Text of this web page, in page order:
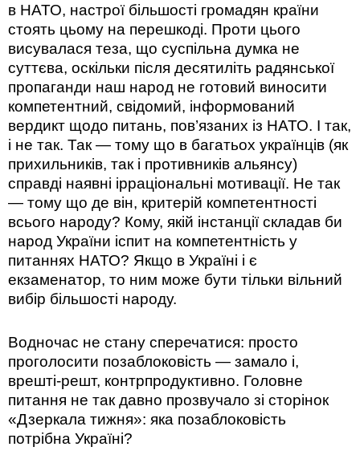
в НАТО, настрої більшості громадян країни
стоять цьому на перешкоді. Проти цього
висувалася теза, що суспільна думка не
суттєва, оскільки після десятиліть радянської
пропаганди наш народ не готовий виносити
компетентний, свідомий, інформований
вердикт щодо питань, пов’язаних із НАТО. І так,
і не так. Так — тому що в багатьох українців (як
прихильників, так і противників альянсу)
справді наявні ірраціональні мотивації. Не так
— тому що де він, критерій компетентності
всього народу? Кому, якій інстанції складав би
народ України іспит на компетентність у
питаннях НАТО? Якщо в Україні і є
екзаменатор, то ним може бути тільки вільний
вибір більшості народу.
Водночас не стану сперечатися: просто
проголосити позаблоковість — замало і,
врешті-решт, контрпродуктивно. Головне
питання не так давно прозвучало зі сторінок
«Дзеркала тижня»: яка позаблоковість
потрібна Україні?